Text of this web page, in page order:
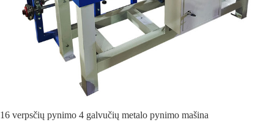
16 verpsčių pynimo 4 galvučių metalo pynimo mašina